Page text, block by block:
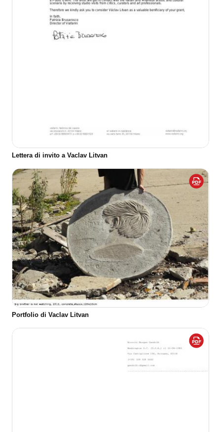
Lettera di invito a Vaclav Litvan
Portfolio di Vaclav Litvan